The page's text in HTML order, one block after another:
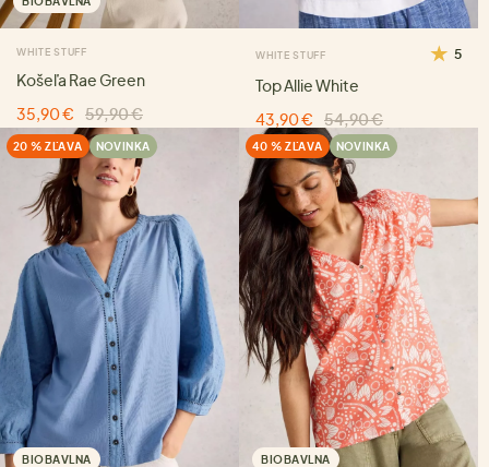
WHITE STUFF
Košeľa Rae Green
35,90 €
59,90 €
WHITE STUFF 5
Top Allie White
43,90 €
54,90 €
20 % ZĽAVA NOVINKA
BIOBAVLNA
40 % ZĽAVA NOVINKA
BIOBAVLNA